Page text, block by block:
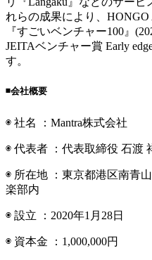
れらの成果により、HONGO
『すごいベンチャー100』
JEITAベンチャー賞 Early
す。
◾️会社概要
◉ 社名 ：Mantra株式会社
◉ 代表者 ：代表取締役 石渡
◉ 所在地 ：東京都港区南青
楽部内
◉ 設立 ：2020年1月28日
◉ 資本金 ：1,000,000円